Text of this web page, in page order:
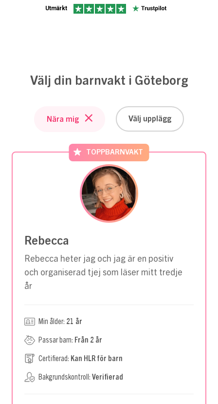
Utmärkt
Välj din barnvakt i Göteborg
Nära mig Välj upplägg
TOPPBARNVAKT
Rebecca
Rebecca heter jag och jag är en positiv
och organiserad tjej som läser mitt tredje
år
Min ålder: 21 år
Passar barn: Från 2 år
Certifierad: Kan HLR för barn
Bakgrundskontroll: Verifierad